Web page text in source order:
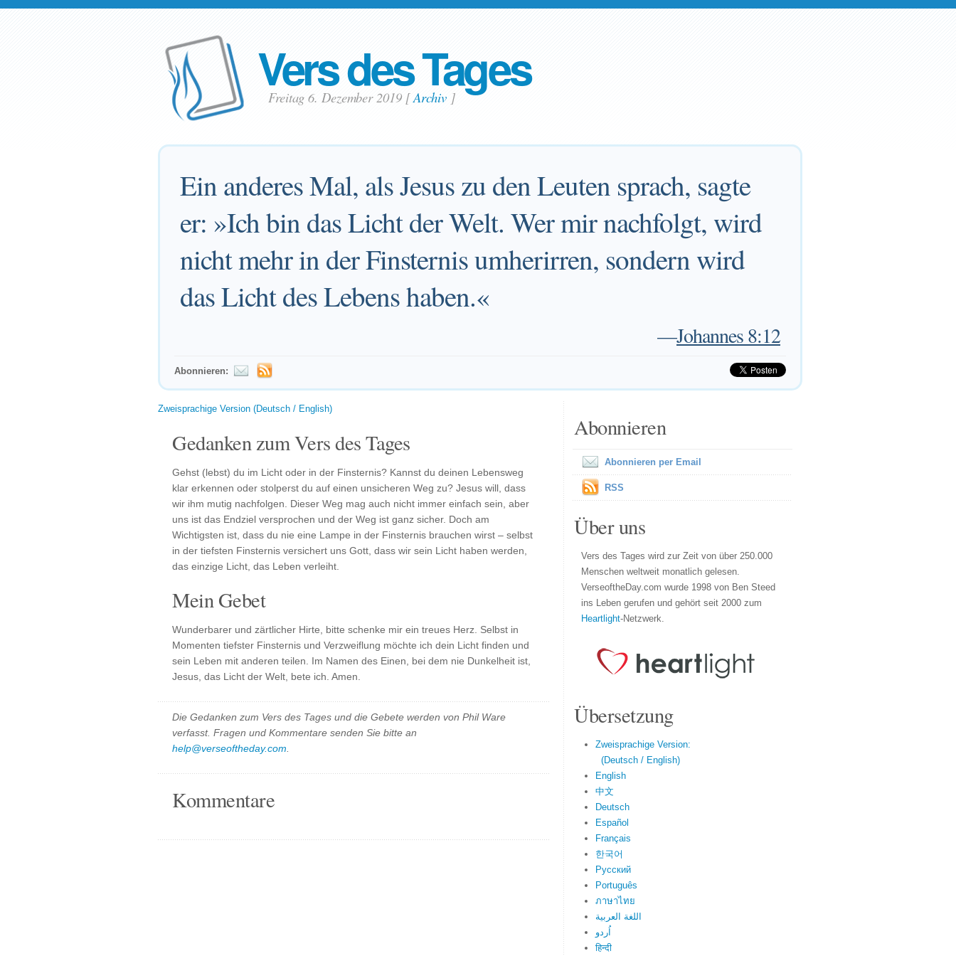
Vers des Tages
Freitag 6. Dezember 2019 [Archiv]
Ein anderes Mal, als Jesus zu den Leuten sprach, sagte
er: »Ich bin das Licht der Welt. Wer mir nachfolgt, wird
nicht mehr in der Finsternis umherirren, sondern wird
das Licht des Lebens haben.«
—Johannes 8:12
Abonnieren:
Zweisprachige Version (Deutsch / English)
Gedanken zum Vers des Tages
Gehst (lebst) du im Licht oder in der Finsternis? Kannst du deinen Lebensweg
klar erkennen oder stolperst du auf einen unsicheren Weg zu? Jesus will, dass
wir ihm mutig nachfolgen. Dieser Weg mag auch nicht immer einfach sein, aber
uns ist das Endziel versprochen und der Weg ist ganz sicher. Doch am
Wichtigsten ist, dass du nie eine Lampe in der Finsternis brauchen wirst – selbst
in der tiefsten Finsternis versichert uns Gott, dass wir sein Licht haben werden,
das einzige Licht, das Leben verleiht.
Mein Gebet
Wunderbarer und zärtlicher Hirte, bitte schenke mir ein treues Herz. Selbst in
Momenten tiefster Finsternis und Verzweiflung möchte ich dein Licht finden und
sein Leben mit anderen teilen. Im Namen des Einen, bei dem nie Dunkelheit ist,
Jesus, das Licht der Welt, bete ich. Amen.
Die Gedanken zum Vers des Tages und die Gebete werden von Phil Ware
verfasst. Fragen und Kommentare senden Sie bitte an
help@verseoftheday.com
Kommentare
Abonnieren
Abonnieren per Email
RSS
Über uns
Vers des Tages wird zur Zeit von über 250.000
Menschen weltweit monatlich gelesen.
VerseoftheDay.com wurde 1998 von Ben Steed
ins Leben gerufen und gehört seit 2000 zum
Heartlight-Netzwerk.
Übersetzung
Zweisprachige Version:
(Deutsch / English)
English
中文
Deutsch
Español
Français
한국어
Русский
Português
ภาษาไทย
اللغة العربية
اُردو
हिन्दी